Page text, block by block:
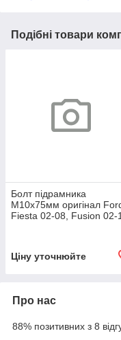
Подібні товари
Болт підрамника
М10х75мм оригінал
Fiesta 02-08, Fusion 02-
Ціну уточнюйте
Про нас
88% позитивних з 8